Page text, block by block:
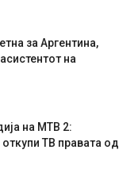
за Аргентина,
на
на МТВ 2:
ТВ правата од